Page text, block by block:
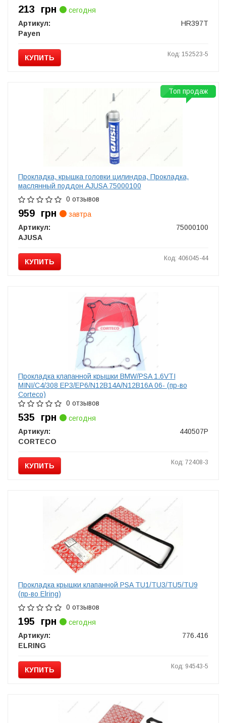
213 грн
сегодня
Артикул:
HR397T
Payen
КУПИТЬ Код: 152523-5
Прокладка, крышка головки цилиндра, Прокладка,
маслянный поддон AJUSA 75000100
0 отзывов
959 грн
завтра
Артикул:
75000100
AJUSA
КУПИТЬ Код: 406045-44
Топ продаж
Прокладка клапанной крышки BMW/PSA 1.6VTI
MINI/C4/308 EP3/EP6/N12B14A/N12B16A 06- (пр-во
Corteco)
0 отзывов
535 грн
сегодня
Артикул:
440507P
CORTECO
КУПИТЬ Код: 72408-3
Прокладка крышки клапанной PSA TU1/TU3/TU5/TU9
(пр-во Elring)
0 отзывов
195 грн
сегодня
Артикул:
776.416
ELRING
КУПИТЬ Код: 94543-5